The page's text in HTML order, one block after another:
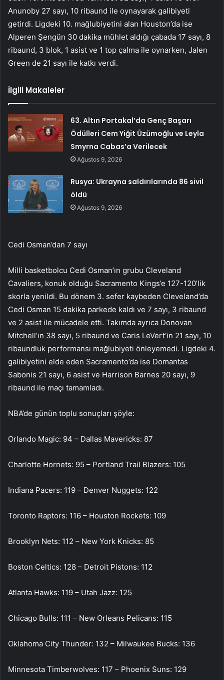
Anunoby 27 sayı, 10 ribaund ile oynayarak galibiyeti
getirdi. Ligdeki 10. mağlubiyetini alan Houston’da ise
Alperen Şengün 30 dakika mühlet aldığı çabada 17 sayı, 8
ribaund, 3 blok, 1 asist ve 1 top çalma ile oynarken, Jalen
Green de 21 sayı ile katkı verdi.
İlgili Makaleler
63. Altın Portakal’da Genç Başarı
Ödülleri Cem Yiğit Üzümoğlu ve Leyla
Smyrna Cabas’a Verilecek
Ağustos 9, 2026
Rusya: Ukrayna saldırılarında 86 sivil
öldü
Ağustos 9, 2026
Cedi Osman’dan 7 sayı
Milli basketbolcu Cedi Osman’ın grubu Cleveland
Cavaliers, konuk olduğu Sacramento Kings’e 127-120’lik
skorla yenildi. Bu dönem 3. sefer kaybeden Cleveland’da
Cedi Osman 15 dakika parkede kaldı ve 7 sayı, 3 ribaund
ve 2 asist ile mücadele etti. Takımda ayrıca Donovan
Mitchell’ın 38 sayı, 5 ribaund ve Caris LeVert’in 21 sayı, 10
ribaundluk performansı mağlubiyeti önleyemedi. Ligdeki 4.
galibiyetini elde eden Sacramento’da ise Domantas
Sabonis 21 sayı, 6 asist ve Harrison Barnes 20 sayı, 9
ribaund ile maçı tamamladı.
NBA’de günün toplu sonuçları şöyle:
Orlando Magic: 94 – Dallas Mavericks: 87
Charlotte Hornets: 95 – Portland Trail Blazers: 105
Indiana Pacers: 119 – Denver Nuggets: 122
Toronto Raptors: 116 – Houston Rockets: 109
Brooklyn Nets: 112 – New York Knicks: 85
Boston Celtics: 128 – Detroit Pistons: 112
Atlanta Hawks: 119 – Utah Jazz: 125
Chicago Bulls: 111 – New Orleans Pelicans: 115
Oklahoma City Thunder: 132 – Milwaukee Bucks: 136
Minnesota Timberwolves: 117 – Phoenix Suns: 129